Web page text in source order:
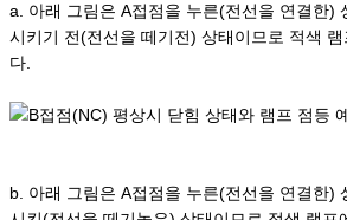
a. 아래 그림은 A접점을 누른(전선을 연결한)
시키기 전(전선을 떼기전) 상태이므로 적색
다.
b. 아래 그림은 A접점을 누른(전선을 연결한)